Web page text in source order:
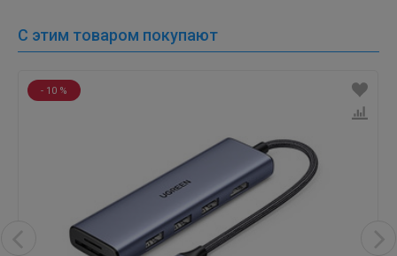
С этим товаром покупают
- 10 %